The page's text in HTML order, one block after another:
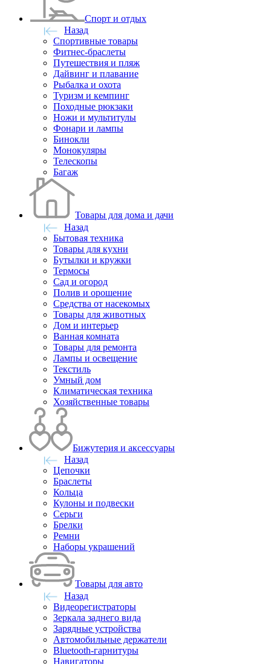
Спорт и отдых
Назад
Спортивные товары
Фитнес-браслеты
Путешествия и пляж
Дайвинг и плавание
Рыбалка и охота
Туризм и кемпинг
Походные рюкзаки
Ножи и мультитулы
Фонари и лампы
Бинокли
Монокуляры
Телескопы
Багаж
Товары для дома и дачи
Назад
Бытовая техника
Товары для кухни
Бутылки и кружки
Термосы
Сад и огород
Полив и орошение
Средства от насекомых
Товары для животных
Дом и интерьер
Ванная комната
Товары для ремонта
Лампы и освещение
Текстиль
Умный дом
Климатическая техника
Хозяйственные товары
Бижутерия и аксессуары
Назад
Цепочки
Браслеты
Кольца
Кулоны и подвески
Серьги
Брелки
Ремни
Наборы украшений
Товары для авто
Назад
Видеорегистраторы
Зеркала заднего вида
Зарядные устройства
Автомобильные держатели
Bluetooth-гарнитуры
Навигаторы